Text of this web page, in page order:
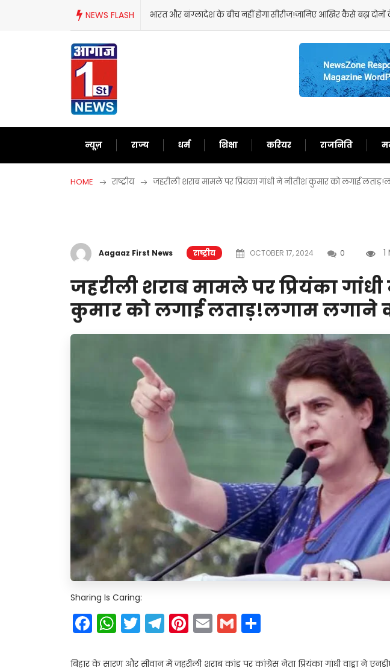
NEWS FLASH भारत और बांग्लादेश के बीच नहीं होगा सीरीज!जानिए आखिर कैसे बढ़ा
न्यूज़ राज्य धर्म शिक्षा करियर राजनिति
HOME राष्ट्रीय जहरीली शराब मामले पर प्रियंका गांधी ने नीतीश कुमार को लगाई
Aagaaz First News राष्ट्रीय OCTOBER 17, 2024 0 1
जहरीली शराब मामले पर प्रियंका
कुमार को लगाई लताड़!लगाम लगाने
Sharing Is Caring:
Facebook
WhatsApp
Twitter
Telegram
Pinterest
EmailGmail
बिहार के सारण और सीवान में जहरीली शराब कांड पर कांग्रेस नेता प्रियंका गांधी वाड्रा ने